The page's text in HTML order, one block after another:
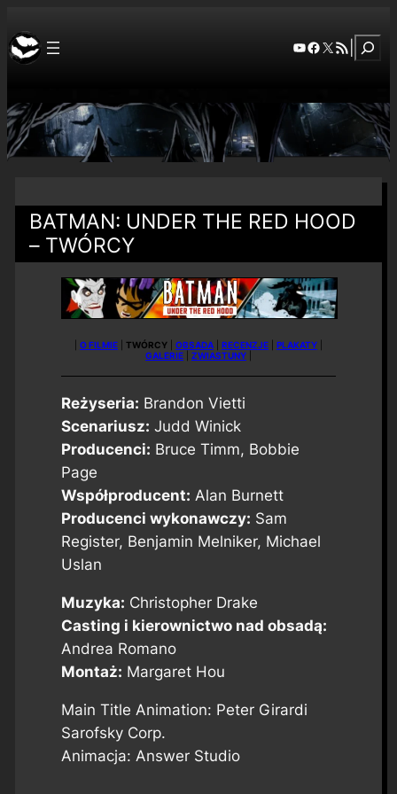
YouTube
Facebook
X RSS Feed
BATMAN: UNDER THE RED HOOD
– TWÓRCY
O FILMIE TWÓRCY OBSADA RECENZJE PLAKATY
GALERIE
ZWIASTUNY
Reżyseria: Brandon Vietti
Scenariusz: Judd Winick
Producenci: Bruce Timm, Bobbie
Page
Współproducent: Alan Burnett
Producenci wykonawczy: Sam
Register, Benjamin Melniker, Michael
Uslan
Muzyka: Christopher Drake
Casting i kierownictwo nad obsadą:
Andrea Romano
Montaż: Margaret Hou
Main Title Animation: Peter Girardi
Sarofsky Corp.
Animacja: Answer Studio